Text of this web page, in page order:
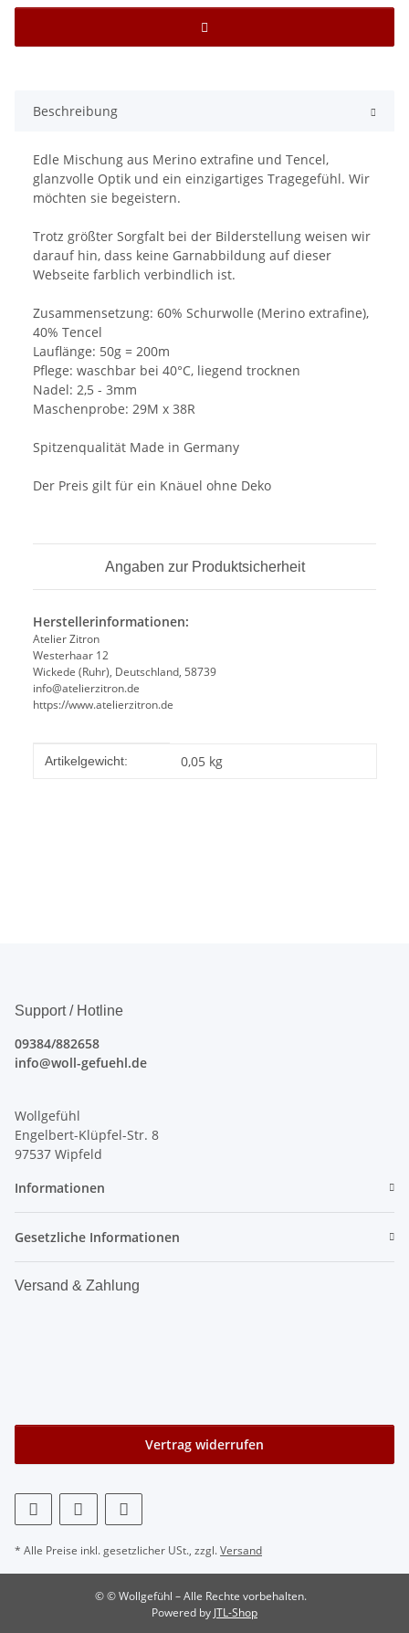
Beschreibung
Edle Mischung aus Merino extrafine und Tencel,
glanzvolle Optik und ein einzigartiges Tragegefühl. Wir
möchten sie begeistern.
Trotz größter Sorgfalt bei der Bilderstellung weisen wir
darauf hin, dass keine Garnabbildung auf dieser
Webseite farblich verbindlich ist.
Zusammensetzung: 60% Schurwolle (Merino extrafine),
40% Tencel
Lauflänge: 50g = 200m
Pflege: waschbar bei 40°C, liegend trocknen
Nadel: 2,5 - 3mm
Maschenprobe: 29M x 38R
Spitzenqualität Made in Germany
Der Preis gilt für ein Knäuel ohne Deko
Angaben zur Produktsicherheit
Herstellerinformationen:
Atelier Zitron
Westerhaar 12
Wickede (Ruhr), Deutschland, 58739
info@atelierzitron.de
https://www.atelierzitron.de
Produkteigenschaft
Wert
Artikelgewicht: 0,05 kg
Support / Hotline
09384/882658
info@woll-gefuehl.de
Wollgefühl
Engelbert-Klüpfel-Str. 8
97537 Wipfeld
Informationen
Gesetzliche Informationen
Versand & Zahlung
Vertrag widerrufen
* Alle Preise inkl. gesetzlicher USt., zzgl.Versand
© © Wollgefühl – Alle Rechte vorbehalten.
Powered by JTL-Shop